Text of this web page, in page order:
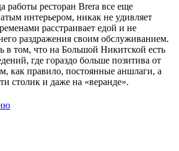
работы ресторан Brera все еще
интерьером, никак не удивляет
расстраивает едой и не
раздражения своим обслуживанием.
в том, что на Большой Никитской есть
где гораздо больше позитива от
как правило, постоянные аншлаги, а
столик и даже на «веранде».